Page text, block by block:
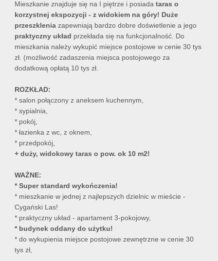
Mieszkanie znajduje się na I piętrze i posiada taras o
korzystnej ekspozycji - z widokiem na góry! Duże
przeszklenia zapewniają bardzo dobre doświetlenie a jego
praktyczny układ przekłada się na funkcjonalność. Do
mieszkania należy wykupić miejsce postojowe w cenie 30 tys
zł. (możliwość zadaszenia miejsca postojowego za
dodatkową opłatą 10 tys zł.
ROZKŁAD:
* salon połączony z aneksem kuchennym,
* sypialnia,
* pokój,
* łazienka z wc, z oknem,
* przedpokój,
+ duży, widokowy taras o pow. ok 10 m2!
WAŻNE:
* Super standard wykończenia!
* mieszkanie w jednej z najlepszych dzielnic w mieście -
Cygański Las!
* praktyczny układ - apartament 3-pokojowy,
* budynek oddany do użytku!
* do wykupienia miejsce postojowe zewnętrzne w cenie 30
tys zł,